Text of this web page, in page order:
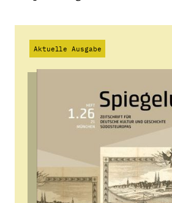
Aktuelle Ausgabe